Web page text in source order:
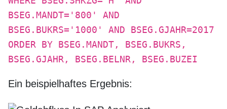
BSEG.MANDT='800' AND
BSEG.BUKRS='1000' AND BSEG.GJAHR=2017
ORDER BY BSEG.MANDT, BSEG.BUKRS,
BSEG.GJAHR, BSEG.BELNR, BSEG.BUZEI
Ein beispielhaftes Ergebnis: